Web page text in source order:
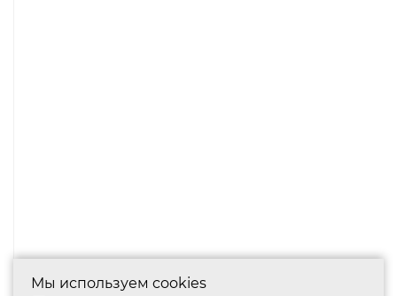
Мы используем cookies